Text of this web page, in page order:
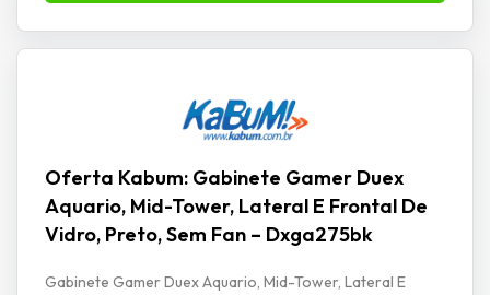
Oferta Kabum: Gabinete Gamer Duex
Aquario, Mid-Tower, Lateral E Frontal De
Vidro, Preto, Sem Fan – Dxga275bk
Gabinete Gamer Duex Aquario, Mid-Tower, Lateral E